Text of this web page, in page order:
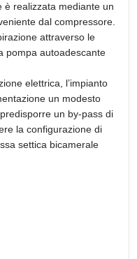
è realizzata mediante un
dal compressore.
attraverso le
pompa autoadescante
elettrica, l’impianto
un modesto
un by-pass di
la configurazione di
settica bicamerale